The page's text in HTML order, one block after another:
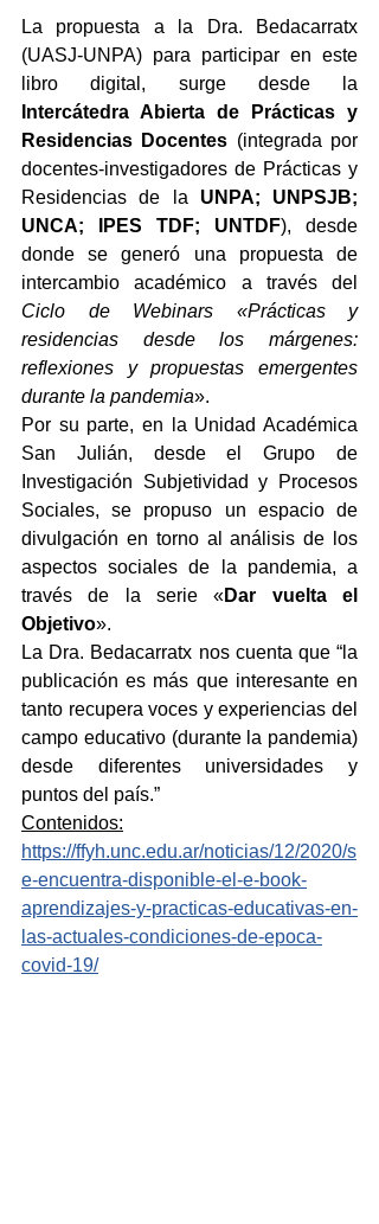
La propuesta a la Dra. Bedacarratx
(UASJ-UNPA) para participar en este
Intercátedra Abierta de Prácticas y
Residencias Docentes (integrada por
docentes-investigadores de Prácticas y
Residencias de la UNPA; UNPSJB;
UNCA; IPES TDF; UNTDF), desde
donde se generó una propuesta de
Ciclo de Webinars «Prácticas y
residencias desde los márgenes:
reflexiones y propuestas emergentes
durante la pandemia».
Por su parte, en la Unidad Académica
San Julián, desde el Grupo de
Investigación Subjetividad y Procesos
Sociales, se propuso un espacio de
divulgación en torno al análisis de los
aspectos sociales de la pandemia, a
través de la serie «Dar vuelta el
Objetivo».
La Dra. Bedacarratx nos cuenta que “la
publicación es más que interesante en
tanto recupera voces y experiencias del
campo educativo (durante la pandemia)
desde diferentes universidades y
puntos del país.”
Contenidos:
https://ffyh.unc.edu.ar/noticias/12/2020/s
e-encuentra-disponible-el-e-book-
aprendizajes-y-practicas-educativas-en-
las-actuales-condiciones-de-epoca-
covid-19/